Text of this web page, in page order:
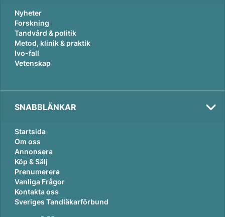
Nyheter
Forskning
Tandvård & politik
Metod, klinik & praktik
Ivo-fall
Vetenskap
SNABBLÄNKAR
Startsida
Om oss
Annonsera
Köp & Sälj
Prenumerera
Vanliga Frågor
Kontakta oss
Sveriges Tandläkarförbund